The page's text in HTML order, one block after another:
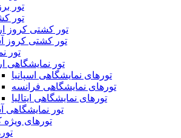
تور
تور
تور کشتی کروز
تور کشتی کروز
تور
تور نمایشگاهی
تورهای نمایشگاهی اسپانیا
تورهای نمایشگاهی فرانسه
تورهای نمایشگاهی ایتالیا
تور نمایشگاهی
تورهای